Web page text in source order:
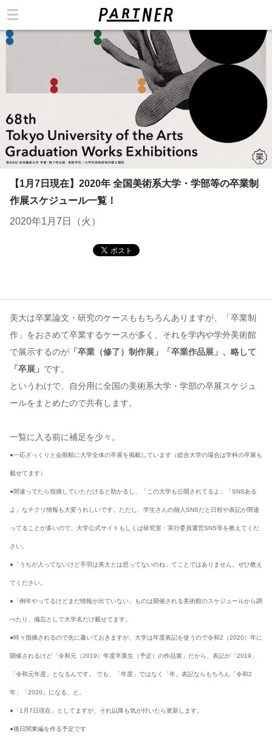
【1月7日現在】2020年 全国美術系大学・学部等の卒業制
作展スケジュール一覧！
2020年1月7日（火）
美大は卒業論文・研究のケースももちろんありますが、「卒業制
作」をおさめて卒業するケースが多く、それを学内や学外美術館
で展示するのが 「卒業（修了）制作展」「卒業作品展」、略して
「卒展」 です。
というわけで、自分用に全国の美術系大学・学部の卒展スケジュ
ールをまとめたので共有します。
一覧に入る前に補足を少々。
●一応ざっくりと会期順に大学全体の卒展を掲載しています（総合大学の場合は学科の卒展も
載せてます）
●間違ってたら指摘していただけると助かるし、「この大学も公開されてるよ」「SNSある
よ」なチクリ情報も大変うれしいです。ただし、学生さんの個人SNSだと日程や表記が間違
ってることが多いので、大学公式サイトもしくは研究室・実行委員運営SNS等を教えてくだ
さい。
●「うちが入ってないけど手羽は美大とは思ってないのね」てことではありません。ぜひ教え
てください。
●「例年やってるけどまだ情報が出ていない」ものは開催される美術館のスケジュールから調
べたり、備忘として大学名だけ載せてます。
●時々指摘されるので先に書いておきますが、大学は年度表記を使うので令和2（2020）年に
開催されるけど「令和元（2019）年度卒業生（予定）の作品展」だから、表記が「2019」
「令和元年度」となるんです。 でも、「年度」ではなく「年」表記ならもちろん「令和2
年」「2020」になる、と。
●「1月7日現在」としてますが、それ以降も気が付いたら更新します。
●後日関東編を作る予定です
カテゴリ
コンテンツ
このサイトについて
運営会社
お問い合わせ